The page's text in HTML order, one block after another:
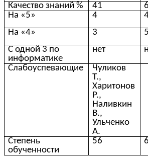
Качество знаний %
41
На «5»
4
На «4»
3 5
С одной 3 по
информатике
нет
Слабоуспевающие
Чуликов
Т.,
Харитонов
Р.,
Наливкин
В.,
Ульченко
А.
Степень
обученности
56